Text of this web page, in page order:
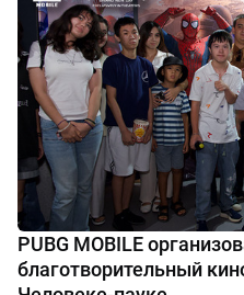
PUBG MOBILE
благотворительный